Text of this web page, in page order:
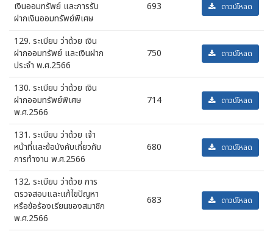
เงินออมทรัพย์ และการรับ
ฝากเงินออมทรัพย์พิเศษ
693 ดาวน์โหลด
129. ระเบียบ ว่าด้วย เงิน
ฝากออมทรัพย์ และเงินฝาก
ประจำ พ.ศ.2566
750 ดาวน์โหลด
130. ระเบียบ ว่าด้วย เงิน
ฝากออมทรัพย์พิเศษ
พ.ศ.2566
714 ดาวน์โหลด
131. ระเบียบ ว่าด้วย เจ้า
หน้าที่และข้อบังคับเกี่ยวกับ
การทำงาน พ.ศ.2566
680 ดาวน์โหลด
132. ระเบียบ ว่าด้วย การ
ตรวจสอบและแก้ไขปัญหา
หรือข้อร้องเรียนของสมาชิก
พ.ศ.2566
683 ดาวน์โหลด